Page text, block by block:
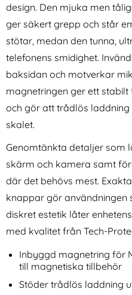
Äkta Läder Brun
Ringke Galaxy S26 2-PACK
Easy Slide Skärmskydd
Härdat Glas
Art. nr 246979
rea pris
136 krtidigare pris
136 kr
I lager
Köp
S26 2-PACK Easy
Spigen
design. Den mjuka men
ger säkert grepp och står
stötar, medan den tunna,
telefonens smidighet.
baksidan och motverkar
magnetringen ger ett
och gör att trådlös
skalet.
Genomtänkta detaljer som
skärm och kamera samt
där det behövs mest.
knappar gör användningen
diskret estetik låter
med kvalitet från Tech-
Inbyggd magnetring för
till magnetiska tillbehör
Stöder trådlös laddning